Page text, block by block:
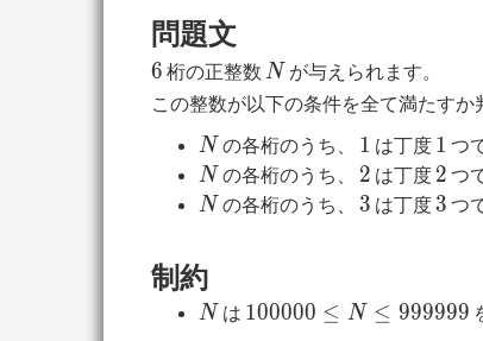
問題文
6
6 桁の正整数 N
N が与えられます。
この整数が以下の条件を全て満たすか
N
N の各桁のうち、 1
1 は丁度 1
1 つ
N
N の各桁のうち、 2
2 は丁度 2
2 つ
N
N の各桁のうち、 3
3 は丁度 3
3 つ
制約
N
N は 100000
100000 ≤ N ≤ 999999